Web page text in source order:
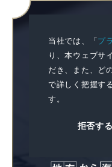
当社では、「プ
り、本ウェブサ
だき、また、ど
で詳しく把握す
す。
拒否する